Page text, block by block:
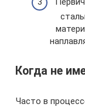
Когда не
Часто в